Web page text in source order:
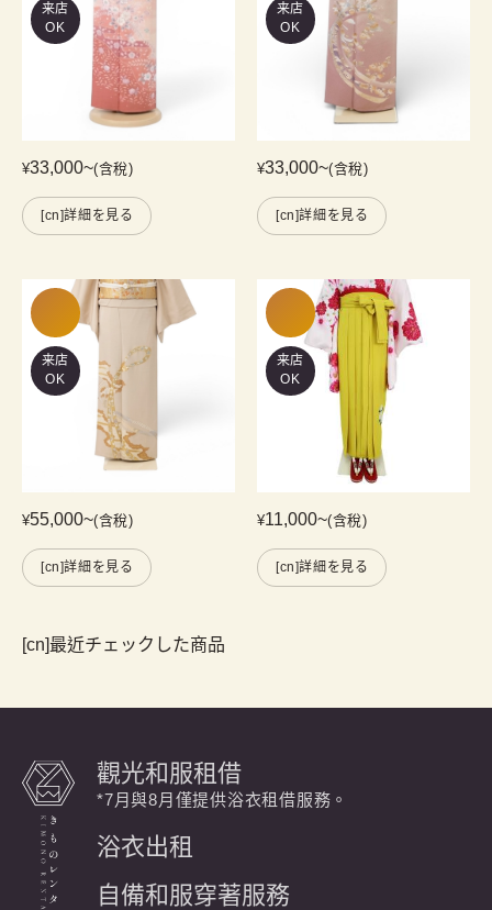
来店
OK
¥33,000~(含稅)
[cn]詳細を見る
来店
OK
¥33,000~(含稅)
[cn]詳細を見る
来店
OK
¥55,000~(含稅)
[cn]詳細を見る
来店
OK
¥11,000~(含稅)
[cn]詳細を見る
[cn]最近チェックした商品
觀光和服租借
*7月與8月僅提供浴衣租借服務。
浴衣出租
自備和服穿著服務